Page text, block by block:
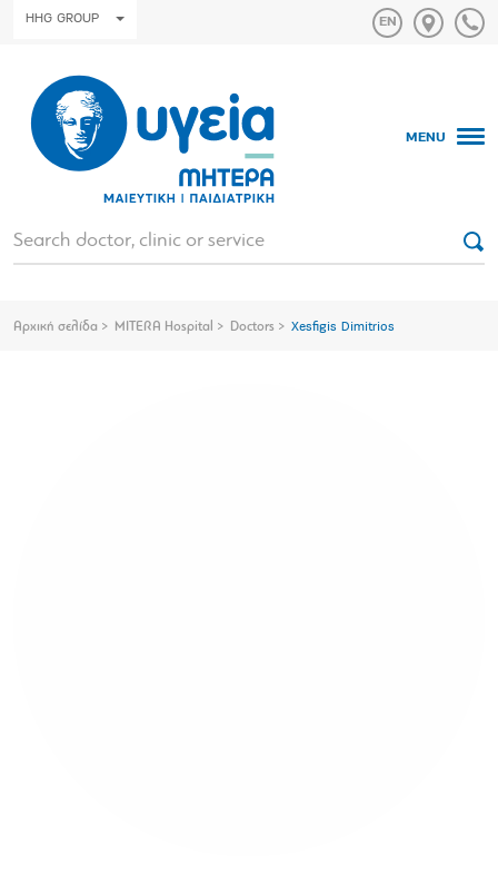
HHG GROUP
MENU
Αρχική σελίδα MITERA Hospital Doctors Xesfigis Dimitrios